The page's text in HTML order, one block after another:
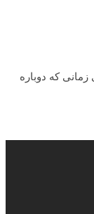
که دوباره